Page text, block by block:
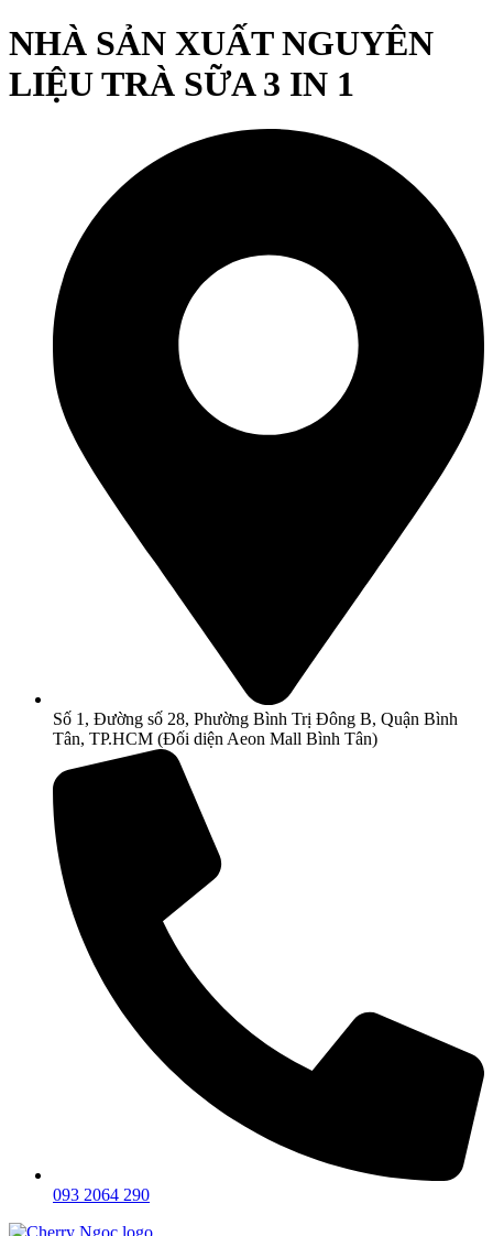
NHÀ SẢN XUẤT NGUYÊN
LIỆU TRÀ SỮA 3 IN 1
Số 1, Đường số 28, Phường Bình Trị Đông B, Quận Bình
Tân, TP.HCM (Đối diện Aeon Mall Bình Tân)
093 2064 290